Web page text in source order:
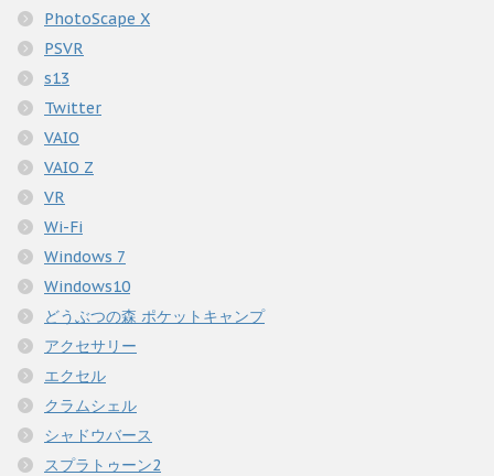
PhotoScape X
PSVR
s13
Twitter
VAIO
VAIO Z
VR
Wi-Fi
Windows 7
Windows10
どうぶつの森 ポケットキャンプ
アクセサリー
エクセル
クラムシェル
シャドウバース
スプラトゥーン2